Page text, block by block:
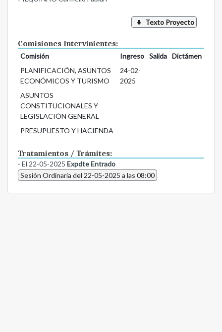
Texto Proyecto
Comisiones Intervinientes:
Comisión Ingreso Salida
Dictámen
PLANIFICACIÓN, ASUNTOS
ECONÓMICOS Y TURISMO
24-02-
2025
ASUNTOS
CONSTITUCIONALES Y
LEGISLACIÓN GENERAL
PRESUPUESTO Y HACIENDA
Tratamientos / Trámites:
- El 22-05-2025 Expdte Entrado
Sesión Ordinaria del 22-05-2025 a las 08:00